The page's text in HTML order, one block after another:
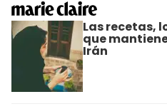
Las recetas,
que
Irán